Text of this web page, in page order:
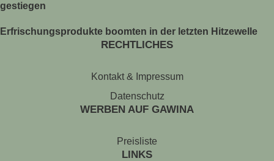
gestiegen
Erfrischungsprodukte boomten in der letzten Hitzewelle
RECHTLICHES
Kontakt & Impressum
Datenschutz
WERBEN AUF GAWINA
Preisliste
LINKS